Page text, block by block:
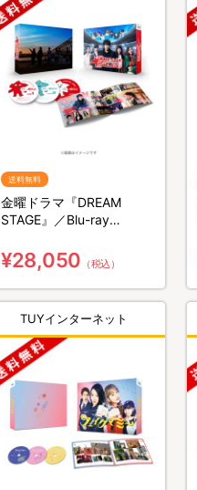
送料無料
金曜ドラマ『DREAM
STAGE』／Blu-ray
¥28,050 （税込）
TUYインターネット